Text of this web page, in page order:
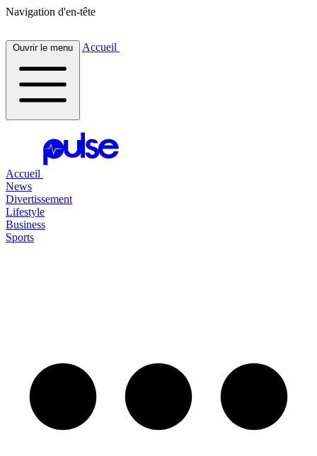
Navigation d'en-tête
Ouvrir le menu Accueil
Accueil
News
Divertissement
Lifestyle
Business
Sports